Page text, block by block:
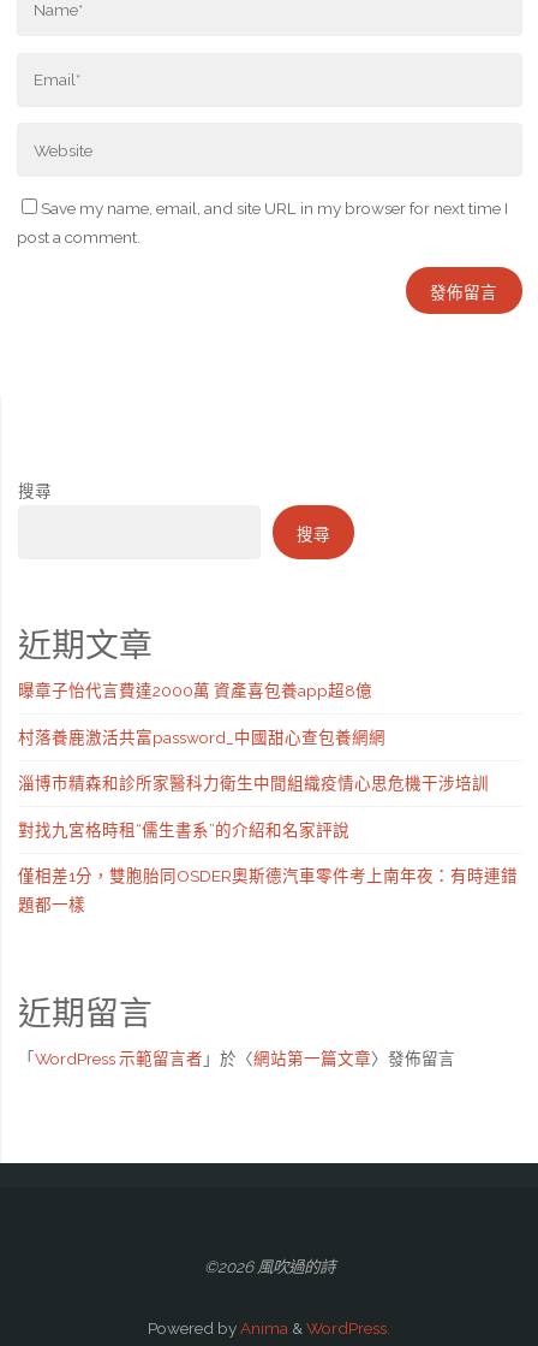
Save my name, email, and site URL in my browser for next time I
post a comment.
搜尋
搜尋
近期文章
曝章子怡代言費達2000萬 資產喜包養app超8億
村落養鹿激活共富password_中國甜心查包養網網
淄博市精森和診所家醫科力衛生中間組織疫情心思危機干涉培訓
對找九宮格時租“儒生書系”的介紹和名家評說
僅相差1分，雙胞胎同OSDER奧斯德汽車零件考上南年夜：有時連錯
題都一樣
近期留言
「 WordPress 示範留言者 」於〈網站第一篇文章〉發佈留言
©2026 風吹過的詩
Powered byAnima & WordPress.